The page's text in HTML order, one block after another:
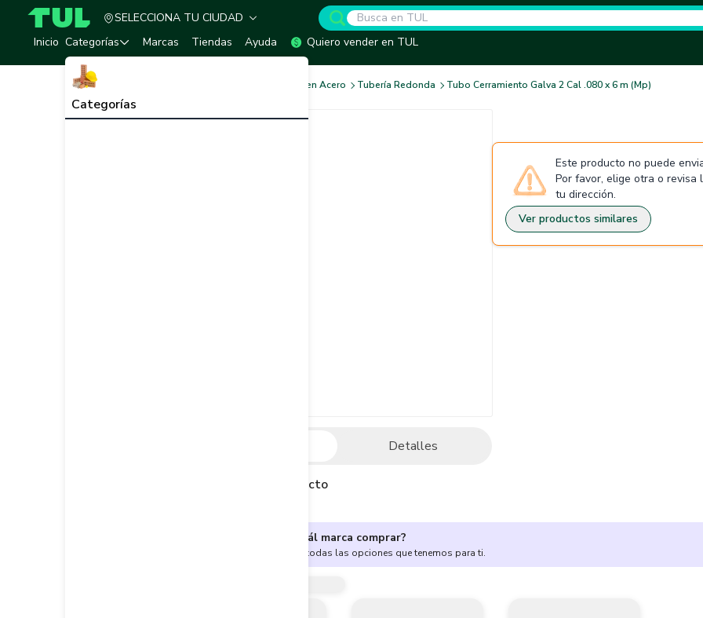
TUL - Tu Marketplace de Construcción
SELECCIONA TU CIUDAD
Inicio Categorías
Categorías
Marcas Tiendas Ayuda Quiero vender en TUL
Tubería en Acero Tubería Redonda Tubo Cerramiento Galva 2 Cal .080 x 6 m (Mp)
Detalles
Descripción del producto
Este producto no puede
Por favor, elige otra o revisa
tu dirección.
Ver productos similares
¿No sabes cuál marca comprar?
Encuentra aquí todas las opciones que tenemos para ti.